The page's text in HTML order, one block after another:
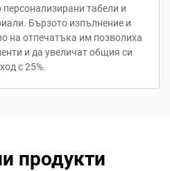
табели и
Бързото изпълнение и
на отпечатъка им позволиха
и да увеличат общия си
с 25%.
продукти